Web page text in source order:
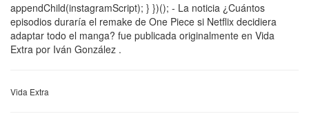
appendChild(instagramScript); } })(); - La noticia ¿Cuántos
episodios duraría el remake de One Piece si Netflix decidiera
adaptar todo el manga? fue publicada originalmente en Vida
Extra por Iván González .
Vida Extra